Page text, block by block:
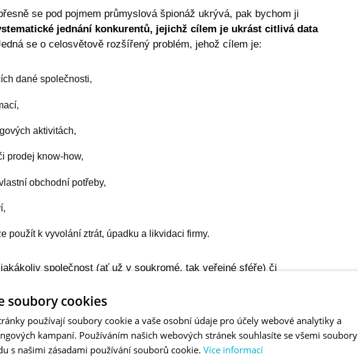
se pod pojmem průmyslová špionáž ukrývá, pak bychom ji
jednání konkurentů, jejichž cílem je ukrást citlivá data
se o celosvětově rozšířený problém, jehož cílem je:
dané společnosti,
aktivitách,
prodej know-how,
obchodní potřeby,
použít k vyvolání ztrát, úpadku a likvidaci firmy.
společnost (ať už v soukromé, tak veřejné sféře) či
týkají právě průmyslového odvětví, ve kterém dochází
ŠPIONÁŽE
soubory cookies
používají soubory cookie a vaše osobní údaje pro účely webové analytiky a
kampaní. Používáním našich webových stránek souhlasíte se všemi soubory
s našimi zásadami používání souborů cookie. Více informací